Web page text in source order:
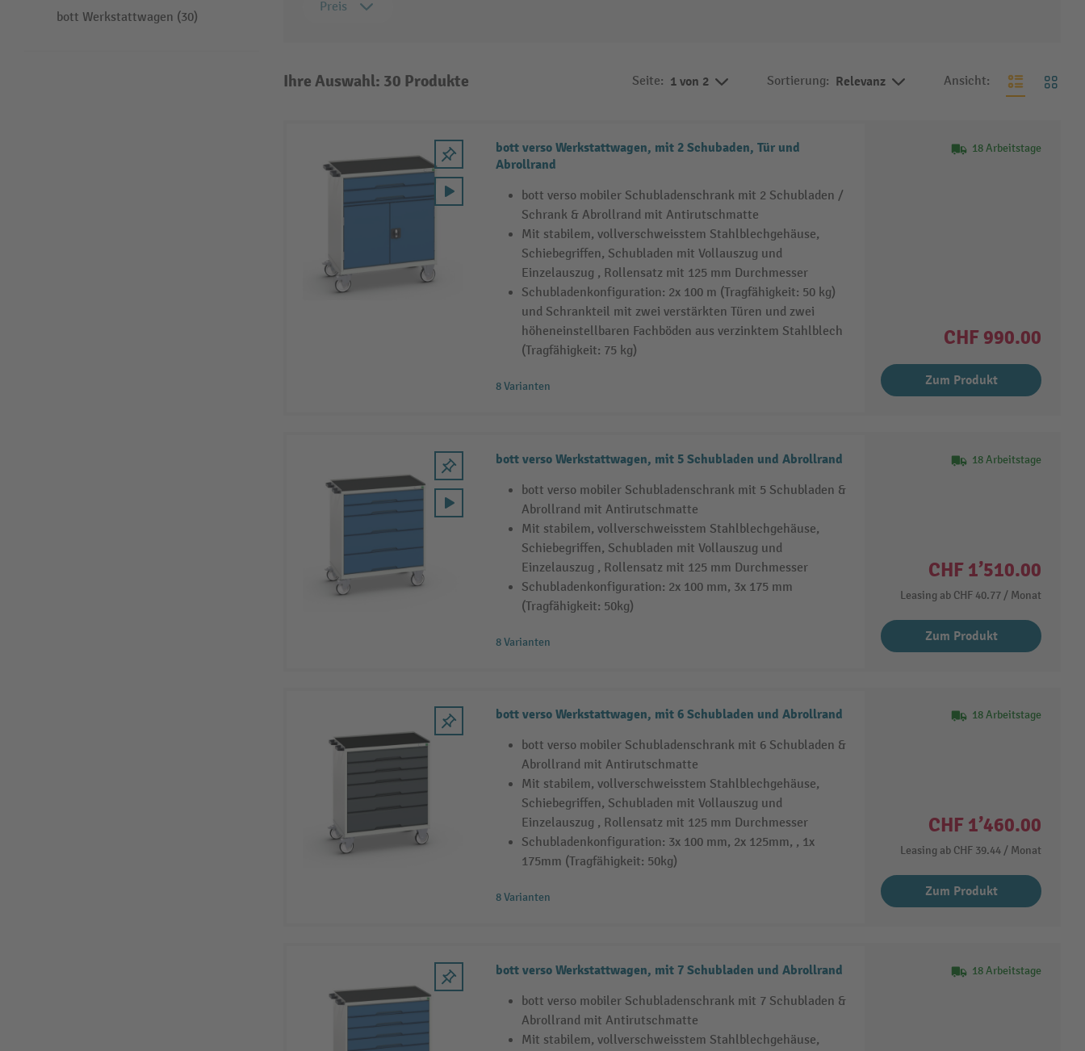
bott Werkstattwagen (30)
Preis
Ihre Auswahl: 30 Produkte Seite: 1 von 2 Sortierung: Relevanz Ansicht:
bott verso Werkstattwagen, mit 2 Schubaden, Tür und
Abrollrand
bott verso mobiler Schubladenschrank mit 2 Schubladen /
Schrank & Abrollrand mit Antirutschmatte
Mit stabilem, vollverschweisstem Stahlblechgehäuse,
Schiebegriffen, Schubladen mit Vollauszug und
Einzelauszug , Rollensatz mit 125 mm Durchmesser
Schubladenkonfiguration: 2x 100 m (Tragfähigkeit: 50 kg)
und Schrankteil mit zwei verstärkten Türen und zwei
höheneinstellbaren Fachböden aus verzinktem Stahlblech
(Tragfähigkeit: 75 kg)
8 Varianten
18 Arbeitstage
CHF 990.00
Zum Produkt
bott verso Werkstattwagen, mit 5 Schubladen und Abrollrand
bott verso mobiler Schubladenschrank mit 5 Schubladen &
Abrollrand mit Antirutschmatte
Mit stabilem, vollverschweisstem Stahlblechgehäuse,
Schiebegriffen, Schubladen mit Vollauszug und
Einzelauszug , Rollensatz mit 125 mm Durchmesser
Schubladenkonfiguration: 2x 100 mm, 3x 175 mm
(Tragfähigkeit: 50kg)
8 Varianten
18 Arbeitstage
CHF 1’510.00
Leasing ab CHF 40.77 / Monat
Zum Produkt
bott verso Werkstattwagen, mit 6 Schubladen und Abrollrand
bott verso mobiler Schubladenschrank mit 6 Schubladen &
Abrollrand mit Antirutschmatte
Mit stabilem, vollverschweisstem Stahlblechgehäuse,
Schiebegriffen, Schubladen mit Vollauszug und
Einzelauszug , Rollensatz mit 125 mm Durchmesser
Schubladenkonfiguration: 3x 100 mm, 2x 125mm, , 1x
175mm (Tragfähigkeit: 50kg)
8 Varianten
18 Arbeitstage
CHF 1’460.00
Leasing ab CHF 39.44/ Monat
Zum Produkt
bott verso Werkstattwagen, mit 7 Schubladen und Abrollrand
bott verso mobiler Schubladenschrank mit 7 Schubladen &
Abrollrand mit Antirutschmatte
Mit stabilem, vollverschweisstem Stahlblechgehäuse,
18 Arbeitstage